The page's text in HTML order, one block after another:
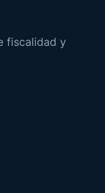
fiscalidad y